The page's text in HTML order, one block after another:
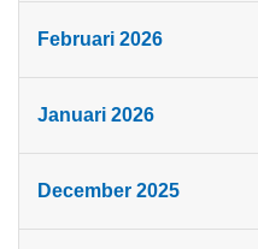
Februari 2026
Januari 2026
December 2025